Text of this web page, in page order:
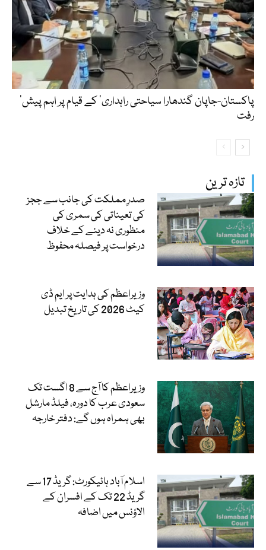
تازہ ترین
صدرِ مملکت کی جانب سے ججز
کی تعیناتی کی سمری کی
منظوری نہ دینے کے خلاف
درخواست پر فیصلہ محفوظ
وزیراعظم کی ہدایت پر ایم ڈی
کیٹ 2026 کی تاریخ تبدیل
وزیراعظم کا آج سے 8 اگست تک
سعودی عرب کا دورہ، فیلڈ مارشل
بھی ہمراہ ہوں گے: دفتر خارجہ
اسلام آباد ہائیکورٹ: گریڈ 17 سے
گریڈ 22 تک کے افسران کے
الاؤنس میں اضافہ
‘پاکستان-جاپان گندھارا سیاحتی راہداری’ کے قیام پر اہم پیش
رفت